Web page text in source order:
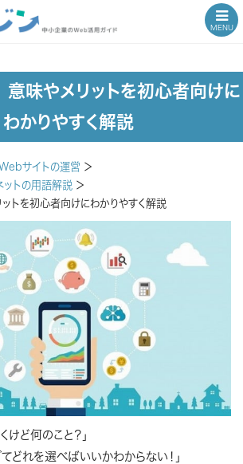
MENU
味やメリットを初心者向けに
わかりやすく解説
サイトの運営 ＞
ットの用語解説 ＞
トを初心者向けにわかりやすく解説
けど何のこと？」
てどれを選べばいいかわからない！」